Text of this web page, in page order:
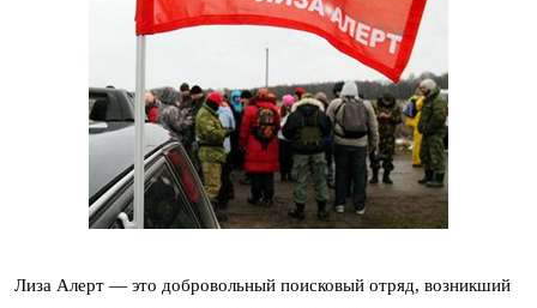
Лиза Алерт — это добровольный поисковый отряд, возникший